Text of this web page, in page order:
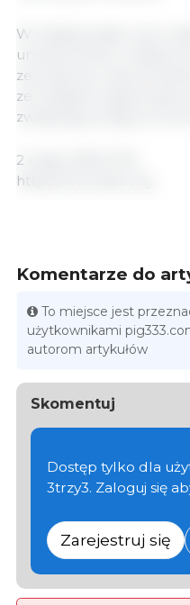
W międzyczasie ceny
umiarkowanie,
zewnętrzny i
ze świętami ograniczyły
zwiększyły presję na
2 maja, 2025/ FAO.
https://www.fao.org
Komentarze do
To miejsce jest
użytkownikami
autorom artykułów
Skomentuj
Dostęp tylko dla
3trzy3. Zaloguj się
Zarejestruj się